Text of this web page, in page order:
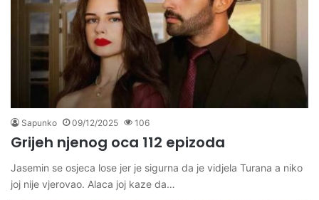
Sapunko 09/12/2025 106
Grijeh njenog oca 112 epizoda
Jasemin se osjeca lose jer je sigurna da je vidjela Turana a niko
joj nije vjerovao. Alaca joj kaze da…